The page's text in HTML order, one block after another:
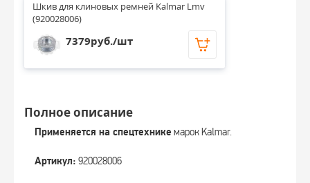
Шкив для клиновых ремней Kalmar Lmv
(920028006)
7379руб./шт
Полное описание
Применяется на спецтехнике марок Kalmar.
Артикул: 920028006